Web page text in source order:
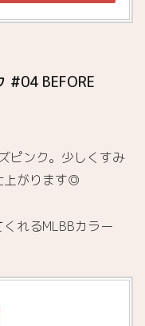
#04 BEFORE
ピンク。少しくすみ
上がります◎
れるMLBBカラー